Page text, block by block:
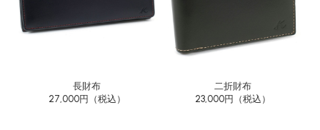
長財布
27,000円（税込）
二折財布
23,000円（税込）